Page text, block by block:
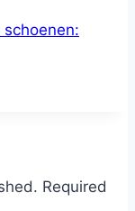
Required